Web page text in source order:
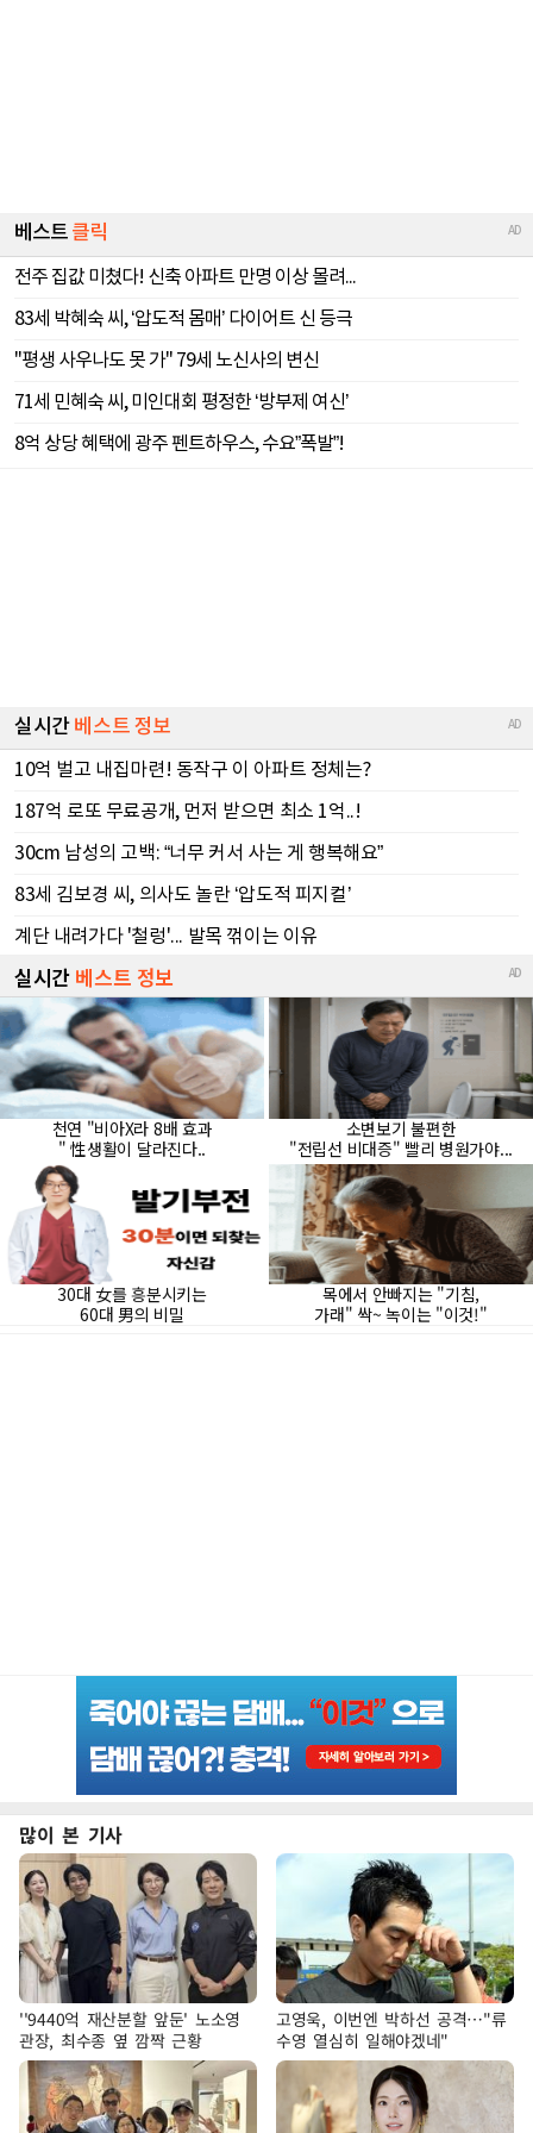
많이 본 기사
''9440억 재산분할 앞둔' 노소영
관장, 최수종 옆 깜짝 근황
고영욱, 이번엔 박하선 공격…"류
수영 열심히 일해야겠네"